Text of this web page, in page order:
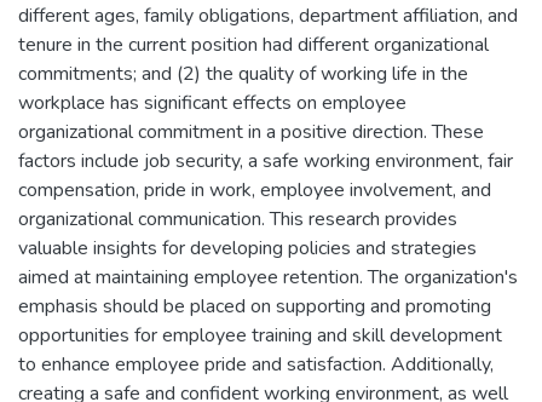
different ages, family obligations, department affiliation, and
tenure in the current position had different organizational
commitments; and (2) the quality of working life in the
workplace has significant effects on employee
organizational commitment in a positive direction. These
factors include job security, a safe working environment, fair
compensation, pride in work, employee involvement, and
organizational communication. This research provides
valuable insights for developing policies and strategies
aimed at maintaining employee retention. The organization's
emphasis should be placed on supporting and promoting
opportunities for employee training and skill development
to enhance employee pride and satisfaction. Additionally,
creating a safe and confident working environment, as well